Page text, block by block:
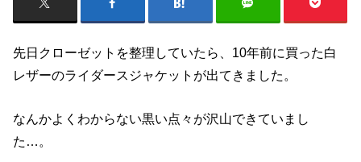
先日クローゼットを整理していたら、10年前に買った白
レザーのライダースジャケットが出てきました。
なんかよくわからない黒い点々が沢山できていまし
た…。